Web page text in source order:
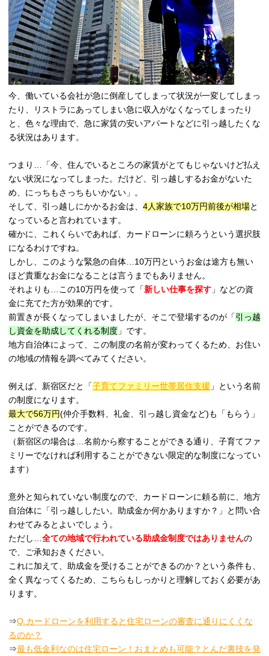
今、働いている会社が急に倒産してしまって状況が一変してしまっ
たり、リストラにあってしまい急に収入がなくなってしまったり
と、色々な理由で、急に家賃の安いアパートなどに引っ越したくな
る状況はあります。
つまり…「今、住んでいるところの家賃がとてもじゃないけど払え
ない状況になってしまった。だけど、引っ越しするお金がないた
め、にっちもさっちもいかない」。
そして、引っ越しにかかるお金は、 4人家族で10万円前後が相場と
なっていると言われています。
確かに、これくらいであれば、カードローンに頼ろうという選択肢
になるわけですね。
しかし、このような緊急の自体…10万円というお金は途方も無い
ほど貴重なお金になることは言うまでもありません。
それよりも…この10万円を使って「新しい仕事を探す 」などの資
金に充てた方が効果的です。
前置きが長くなってしまいましたが、そこで登場するのが「引っ越
し資金を助成してくれる制度 」です。
地方自治体によって、この制度の名前が変わってくるため、お住い
の地域の情報を調べてみてください。
例えば、新宿区だと「子育てファミリー世帯居住支援 」という名前
の制度になります。
最大で56万円(仲介手数料、礼金、引っ越し資金など)も「もらう」
ことができるのです。
（新宿区の場合は…名前から察することができる通り、子育てファ
ミリーでなければ利用することができない限定的な制度になってい
ます）
意外と知られていない制度なので、カードローンに頼る前に、地方
自治体に「引っ越ししたい。助成金か何かありますか？」と問い合
わせてみるとよいでしょう。
ただし… 全ての地域で行われている助成金制度ではありませんの
で、ご承知おきください。
これに加えて、助成金を受けることができるのか？という条件も、
全く異なってくるため、こちらもしっかりと理解しておく必要があ
ります。
⇒Q.カードローンを利用すると住宅ローンの審査に通りにくくな
るのか？
⇒最も低金利なのは住宅ローン！おまとめも可能？とんだ裏技を発